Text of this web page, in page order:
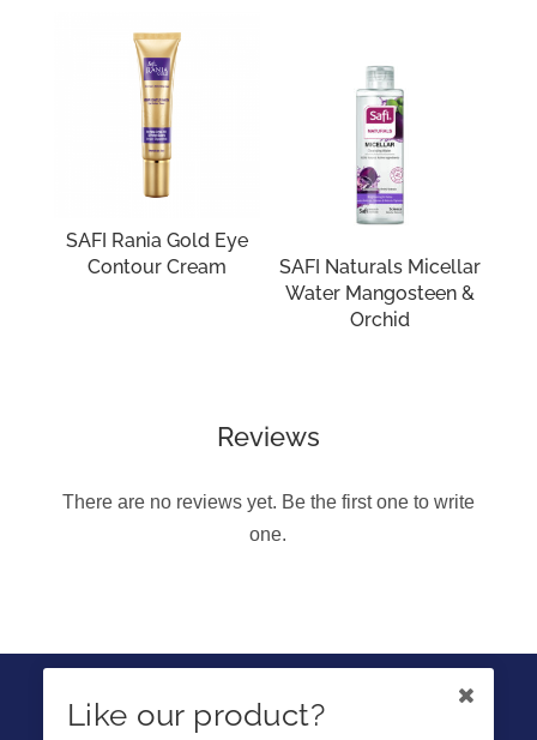
SAFI Rania Gold Eye
Contour Cream
SAFI Naturals Micellar
Water Mangosteen &
Orchid
Reviews
There are no reviews yet. Be the first one to write
one.
IKUTI KAMI DI
Like our product?